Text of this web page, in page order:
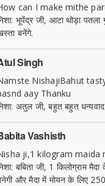
can I make mithe
भूपेंद्र जी, आटा थोड़ा
बनेंगे.
Singh
NishajiBahut
aay Thanku
अतुल जी, बहुत बहुत धन्यवाद.
Vashisth
ji,1 kilogram maida
बबिता जी, 1 किलोग्राम
और मैदा में मोयन के लिए 250